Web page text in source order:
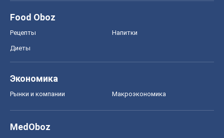
Food Oboz
Рецепты Напитки
Диеты
Экономика
Рынки и компании Mакроэкономика
MedOboz